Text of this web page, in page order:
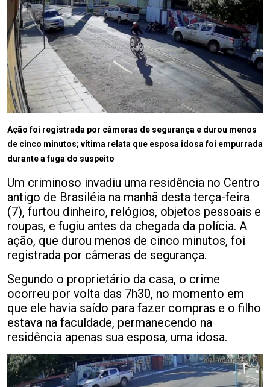
Ação foi registrada por câmeras de segurança e durou menos
de cinco minutos; vítima relata que esposa idosa foi empurrada
durante a fuga do suspeito
Um criminoso invadiu uma residência no Centro
antigo de Brasiléia na manhã desta terça-feira
(7), furtou dinheiro, relógios, objetos pessoais e
roupas, e fugiu antes da chegada da polícia. A
ação, que durou menos de cinco minutos, foi
registrada por câmeras de segurança.
Segundo o proprietário da casa, o crime
ocorreu por volta das 7h30, no momento em
que ele havia saído para fazer compras e o filho
estava na faculdade, permanecendo na
residência apenas sua esposa, uma idosa.